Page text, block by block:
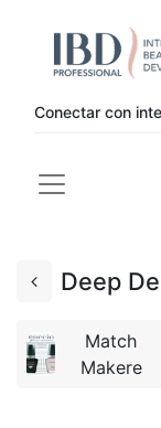
Conectar con
Deep
Match
Makere